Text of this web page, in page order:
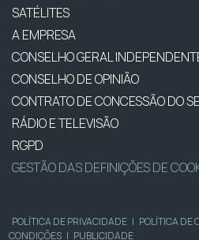
SATÉLITES
A EMPRESA
CONSELHO GERAL
CONSELHO DE OPINIÃO
CONTRATO DE CONCESSÃO DO
RÁDIO E TELEVISÃO
RGPD
GESTÃO DAS DEFINIÇÕES DE
POLÍTICA DE PRIVACIDADE | POLÍTICA DE
CONDIÇÕES | PUBLICIDADE